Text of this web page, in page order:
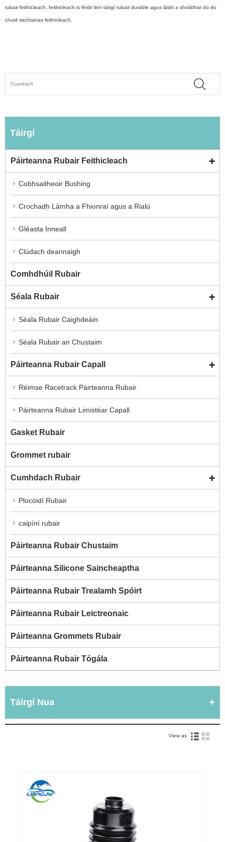
rubair feithicleach, feithicleach is féidir linn táirgí rubair durable agus láidir a sholáthar do do
chuid riachtanas feithicleach.
Táirgí
Páirteanna Rubair Feithicleach
Cobhsaitheoir Bushing
Crochadh Lámha a Fhionraí agus a Rialú
Gléasta Inneall
Clúdach deannaigh
Comhdhúil Rubair
Séala Rubair
Séala Rubair Caighdeáin
Séala Rubair an Chustaim
Páirteanna Rubair Capall
Réimse Racetrack Páirteanna Rubair
Páirteanna Rubair Limistéar Capall
Gasket Rubair
Grommet rubair
Cumhdach Rubair
Plocóidí Rubair
caipíní rubair
Páirteanna Rubair Chustaim
Páirteanna Silicone Saincheaptha
Páirteanna Rubair Trealamh Spóirt
Páirteanna Rubair Leictreonaic
Páirteanna Grommets Rubair
Páirteanna Rubair Tógála
Táirgí Nua
View as